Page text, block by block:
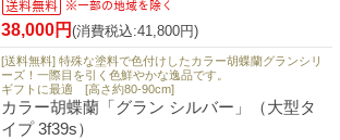
38,000円 (消費税込:41,800円)
[送料無料] 特殊な塗料で色付けしたカラー胡蝶蘭グランシリ
ーズ！一際目を引く色鮮やかな逸品です。
ギフトに最適 [高さ約80-90cm]
カラー胡蝶蘭「グラン シルバー」（大型タ
イプ 3f39s）